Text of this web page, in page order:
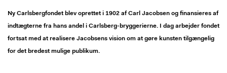
Ny Carlsbergfondet blev oprettet i 1902 af Carl Jacobsen og finansieres af
indtægterne fra hans andel i Carlsberg-bryggerierne. I dag arbejder fondet
fortsat med at realisere Jacobsens vision om at gøre kunsten tilgængelig
for det bredest mulige publikum.